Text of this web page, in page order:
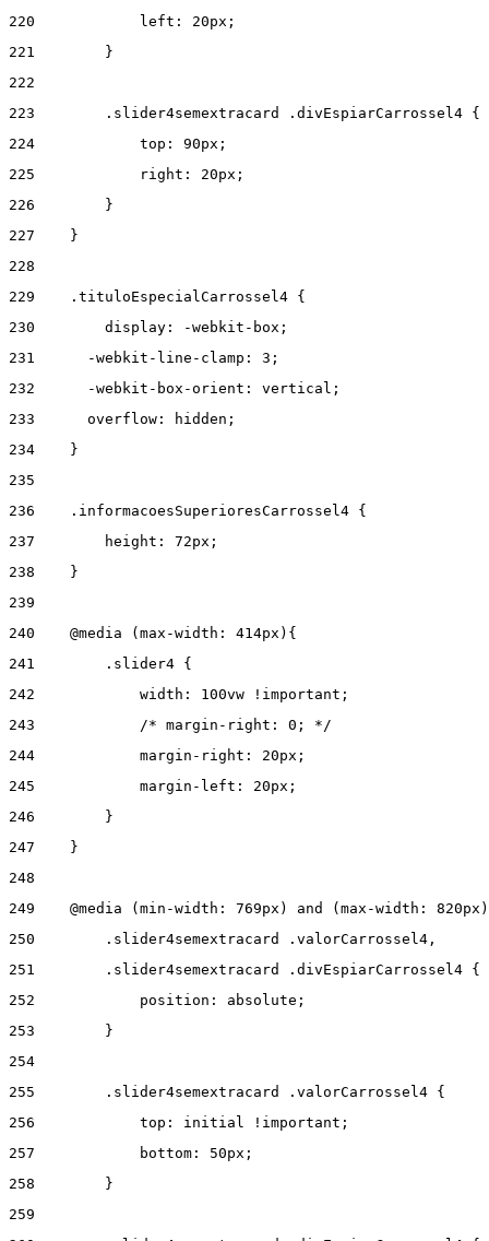
220
            left: 20px;
221
        }
222
223
        .slider4semextracard .divEspiarCarrossel4 {
224
            top: 90px;
225
            right: 20px;
226
        }
227
    }
228
229
    .tituloEspecialCarrossel4 {
230
        display: -webkit-box;
231
      -webkit-line-clamp: 3;
232
      -webkit-box-orient: vertical;
233
      overflow: hidden;
234
    }
235
236
    .informacoesSuperioresCarrossel4 {
237
        height: 72px;
238
    }
239
240
    @media (max-width: 414px){
241
        .slider4 {
242
            width: 100vw !important;
243
            /* margin-right: 0; */
244
            margin-right: 20px;
245
            margin-left: 20px;
246
        }
247
    }
248
249
@media (min-width: 769px) and (max-width:
250
        .slider4semextracard .valorCarrossel4,
251
        .slider4semextracard .divEspiarCarrossel4 {
252
            position: absolute;
253
        }
254
255
        .slider4semextracard .valorCarrossel4 {
256
            top: initial !important;
257
            bottom: 50px;
258
        }
259